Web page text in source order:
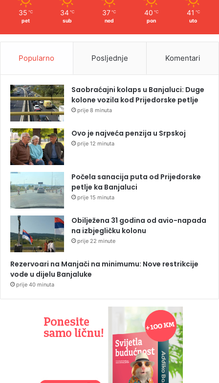
35 ℃
pet
34 ℃
sub
37 ℃
ned
40 ℃
pon
41 ℃
uto
Popularno Posljednje Komentari
Saobraćajni kolaps u Banjaluci: Duge
kolone vozila kod Prijedorske petlje
prije 8 minuta
Ovo je najveća penzija u Srpskoj
prije 12 minuta
Počela sanacija puta od Prijedorske
petlje ka Banjaluci
prije 15 minuta
Obilježena 31 godina od avio-napada
na izbjegličku kolonu
prije 22 minute
Rezervoari na Manjači na minimumu: Nove restrikcije
vode u dijelu Banjaluke
prije 40 minuta